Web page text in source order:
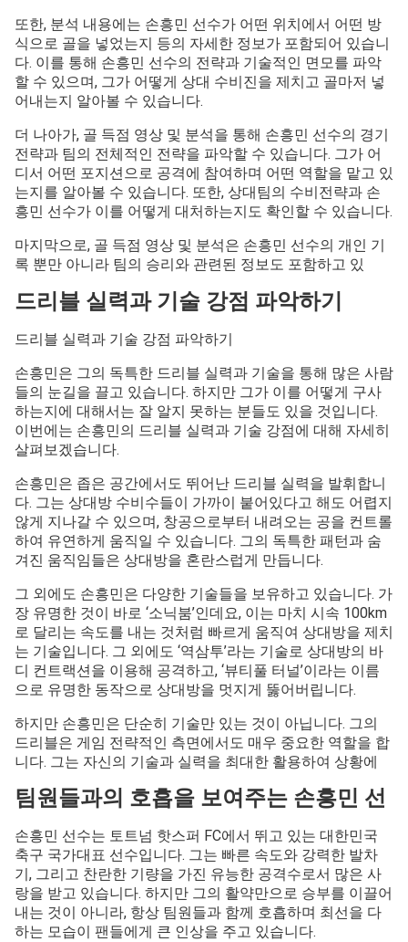
또한, 분석 내용에는 손흥민 선수가 어떤 위치에서 어떤 방
식으로 골을 넣었는지 등의 자세한 정보가 포함되어 있습니
다. 이를 통해 손흥민 선수의 전략과 기술적인 면모를 파악
할 수 있으며, 그가 어떻게 상대 수비진을 제치고 골마저 넣
어내는지 알아볼 수 있습니다.
더 나아가, 골 득점 영상 및 분석을 통해 손흥민 선수의 경기
전략과 팀의 전체적인 전략을 파악할 수 있습니다. 그가 어
디서 어떤 포지션으로 공격에 참여하며 어떤 역할을 맡고 있
는지를 알아볼 수 있습니다. 또한, 상대팀의 수비전략과 손
흥민 선수가 이를 어떻게 대처하는지도 확인할 수 있습니다.
마지막으로, 골 득점 영상 및 분석은 손흥민 선수의 개인 기
록 뿐만 아니라 팀의 승리와 관련된 정보도 포함하고 있
드리블 실력과 기술 강점 파악하기
드리블 실력과 기술 강점 파악하기
손흥민은 그의 독특한 드리블 실력과 기술을 통해 많은 사람
들의 눈길을 끌고 있습니다. 하지만 그가 이를 어떻게 구사
하는지에 대해서는 잘 알지 못하는 분들도 있을 것입니다.
이번에는 손흥민의 드리블 실력과 기술 강점에 대해 자세히
살펴보겠습니다.
손흥민은 좁은 공간에서도 뛰어난 드리블 실력을 발휘합니
다. 그는 상대방 수비수들이 가까이 붙어있다고 해도 어렵지
않게 지나갈 수 있으며, 창공으로부터 내려오는 공을 컨트롤
하여 유연하게 움직일 수 있습니다. 그의 독특한 패턴과 숨
겨진 움직임들은 상대방을 혼란스럽게 만듭니다.
그 외에도 손흥민은 다양한 기술들을 보유하고 있습니다. 가
장 유명한 것이 바로 ‘소닉붐’인데요, 이는 마치 시속 100km
로 달리는 속도를 내는 것처럼 빠르게 움직여 상대방을 제치
는 기술입니다. 그 외에도 ‘역삼투’라는 기술로 상대방의 바
디 컨트랙션을 이용해 공격하고, ‘뷰티풀 터널’이라는 이름
으로 유명한 동작으로 상대방을 멋지게 뚫어버립니다.
하지만 손흥민은 단순히 기술만 있는 것이 아닙니다. 그의
드리블은 게임 전략적인 측면에서도 매우 중요한 역할을 합
니다. 그는 자신의 기술과 실력을 최대한 활용하여 상황에
팀원들과의 호흡을 보여주는 손흥민 선
손흥민 선수는 토트넘 핫스퍼 FC에서 뛰고 있는 대한민국
축구 국가대표 선수입니다. 그는 빠른 속도와 강력한 발차
기, 그리고 찬란한 기량을 가진 유능한 공격수로서 많은 사
랑을 받고 있습니다. 하지만 그의 활약만으로 승부를 이끌어
내는 것이 아니라, 항상 팀원들과 함께 호흡하며 최선을 다
하는 모습이 팬들에게 큰 인상을 주고 있습니다.